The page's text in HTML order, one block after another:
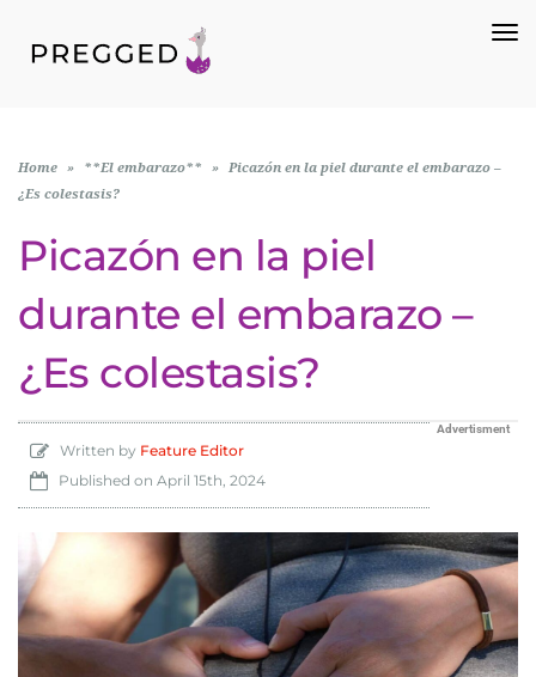
Home » **El embarazo** »
Picazón en la piel durante el embarazo –
¿Es colestasis?
Picazón en la piel
durante el embarazo –
¿Es colestasis?
Advertisment
Written by Feature Editor
Published on April 15th, 2024